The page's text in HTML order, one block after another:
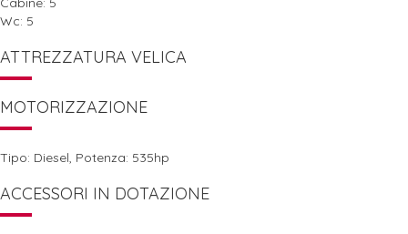
Wc: 5
ATTREZZATURA VELICA
MOTORIZZAZIONE
Tipo: Diesel, Potenza: 535hp
ACCESSORI IN DOTAZIONE